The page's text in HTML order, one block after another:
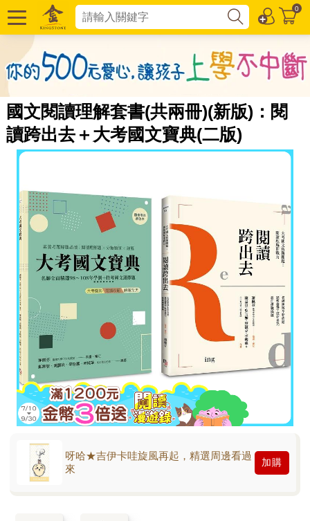
0
國文閱讀理解套書(共兩冊)(新版)：閱
讀跨出去＋大考國文寶典(二版)
呀哈★吉伊卡哇旋風再起，精選周邊看過
來
加購